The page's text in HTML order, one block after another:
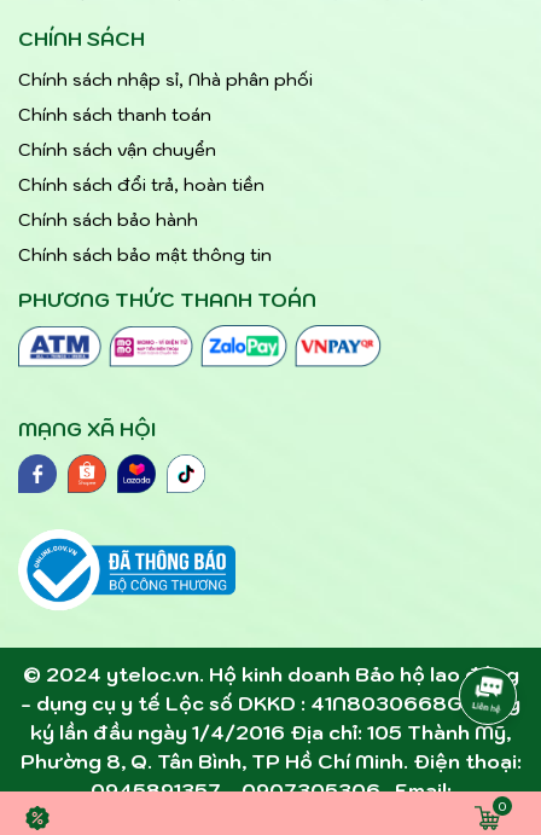
0
CHÍNH SÁCH
Chính sách nhập sỉ, Nhà phân phối
Chính sách thanh toán
Chính sách vận chuyển
Chính sách đổi trả, hoàn tiền
Chính sách bảo hành
Chính sách bảo mật thông tin
PHƯƠNG THỨC THANH TOÁN
MẠNG XÃ HỘI
© 2024 yteloc.vn. Hộ kinh doanh Bảo hộ lao động
- dụng cụ y tế Lộc số DKKD : 41N8030668G đăng
ký lần đầu ngày 1/4/2016 Địa chỉ: 105 Thành Mỹ,
Phường 8, Q. Tân Bình, TP Hồ Chí Minh. Điện thoại:
0945891357 - 0907305306 . Email: